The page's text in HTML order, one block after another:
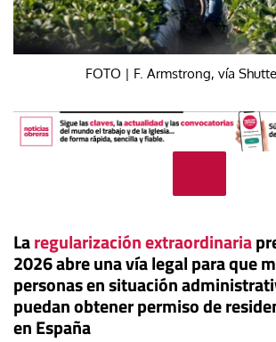
FOTO | F. Armstrong, vía
Laregularización extraordinaria
2026 abre una vía legal para que
personas en situación
puedan obtener permiso de
en España